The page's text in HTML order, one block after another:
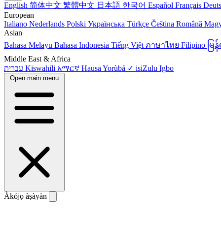
English 简体中文 繁體中文 日本語 한국어 Español Français
European
Italiano Nederlands Polski Українська Türkçe Čeština Română
Asian
Bahasa Melayu Bahasa Indonesia Tiếng Việt ภาษาไทย Filipino မ
Middle East & Africa
Kiswahili አማርኛ Hausa Yorùbá ✓ isiZulu Igbo
Open main menu
Àkójọ àṣàyàn